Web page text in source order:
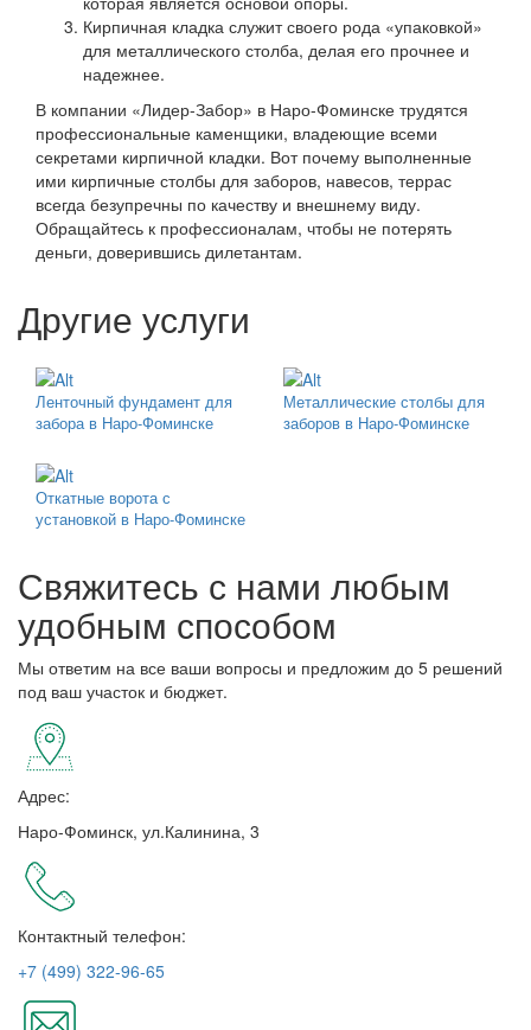
Кирпичная кладка служит своего рода «упаковкой»
для металлического столба, делая его прочнее и
надежнее.
В компании «Лидер-Забор» в Наро-Фоминске трудятся
профессиональные каменщики, владеющие всеми
секретами кирпичной кладки. Вот почему выполненные
ими кирпичные столбы для заборов, навесов, террас
всегда безупречны по качеству и внешнему виду.
Обращайтесь к профессионалам, чтобы не потерять
деньги, доверившись дилетантам.
Другие услуги
Ленточный фундамент для
забора в Наро-Фоминске
Металлические столбы для
заборов в Наро-Фоминске
Откатные ворота с
установкой в Наро-Фоминске
Свяжитесь с нами любым
удобным способом
Мы ответим на все ваши вопросы и предложим до 5 решений
под ваш участок и бюджет.
Адрес:
Наро-Фоминск, ул.Калинина, 3
Контактный телефон:
+7 (499) 322-96-65